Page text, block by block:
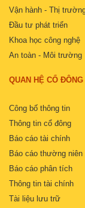
Vận hành - Thị
Đầu tư phát triển
Khoa học công nghệ
An toàn - Môi trường
QUAN HỆ CỔ ĐÔNG
Công bố thông tin
Thông tin cổ đông
Báo cáo tài chính
Báo cáo thường niên
Báo cáo phân tích
Thông tin tài chính
Tài liệu lưu trữ